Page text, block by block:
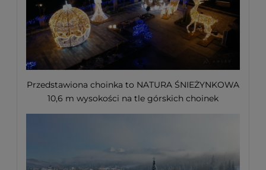
Przedstawiona choinka to NATURA ŚNIEŻYNKOWA
10,6 m wysokości na tle górskich choinek